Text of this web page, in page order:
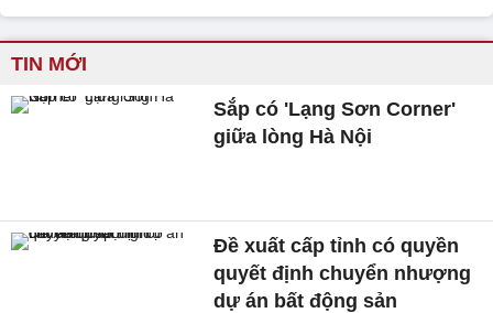
TIN MỚI
Sắp có 'Lạng Sơn Corner'
giữa lòng Hà Nội
Đề xuất cấp tỉnh có quyền
quyết định chuyển nhượng
dự án bất động sản